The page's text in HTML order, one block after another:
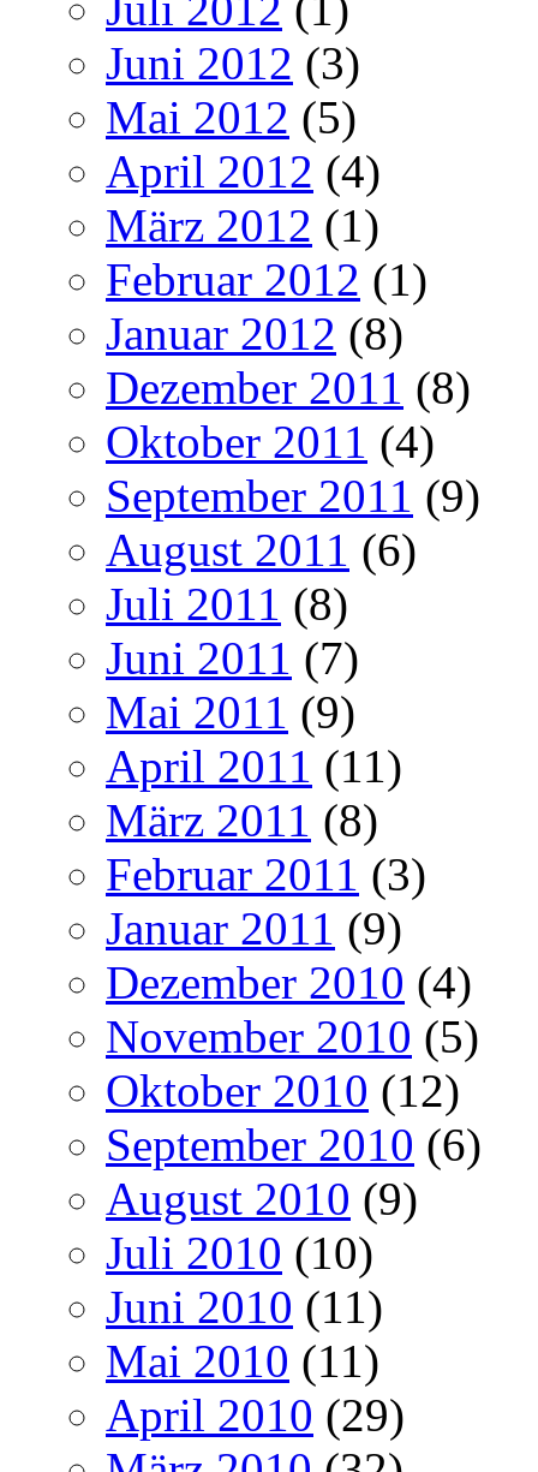
Juni 2012 (3)
Mai 2012 (5)
April 2012 (4)
März 2012 (1)
Februar 2012 (1)
Januar 2012 (8)
Dezember 2011 (8)
Oktober 2011 (4)
September 2011 (9)
August 2011 (6)
Juli 2011 (8)
Juni 2011 (7)
Mai 2011 (9)
April 2011 (11)
März 2011 (8)
Februar 2011 (3)
Januar 2011 (9)
Dezember 2010 (4)
November 2010 (5)
Oktober 2010 (12)
September 2010 (6)
August 2010 (9)
Juli 2010 (10)
Juni 2010 (11)
Mai 2010 (11)
April 2010 (29)